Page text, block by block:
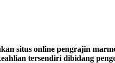
situs online pengrajin
tersendiri dibidang